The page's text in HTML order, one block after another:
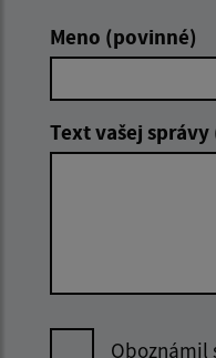
Meno (povinné)
Text vašej
Oboznámil